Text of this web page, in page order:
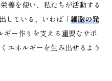
養を使い、私たちが活動する
している、いわば「 細胞の発
ギー作りを支える重要なサポ
エネルギーを生み出せるよう